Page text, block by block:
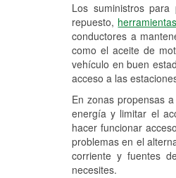
Los suministros
repuesto,
conductores a
como el aceite de
vehículo en buen
acceso a las
En zonas propensas
energía y limitar el
hacer funcionar
problemas en el
corriente y fuentes
necesites.